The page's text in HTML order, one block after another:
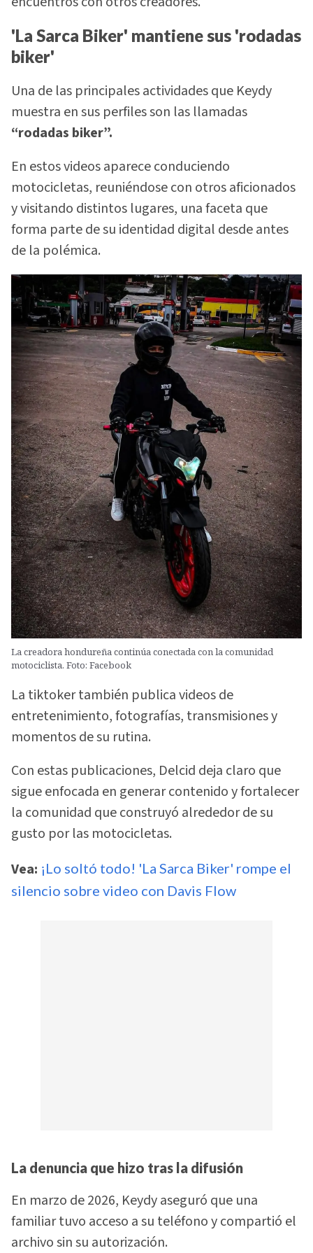
'La Sarca Biker' mantiene sus 'rodadas
biker'
Una de las principales actividades que Keydy
muestra en sus perfiles son las llamadas
“rodadas biker”.
En estos videos aparece conduciendo
motocicletas, reuniéndose con otros aficionados
y visitando distintos lugares, una faceta que
forma parte de su identidad digital desde antes
de la polémica.
La creadora hondureña continúa conectada con la comunidad
motociclista. Foto: Facebook
La tiktoker también publica videos de
entretenimiento, fotografías, transmisiones y
momentos de su rutina.
Con estas publicaciones, Delcid deja claro que
sigue enfocada en generar contenido y fortalecer
la comunidad que construyó alrededor de su
gusto por las motocicletas.
Vea: ¡Lo soltó todo! 'La Sarca Biker' rompe el
silencio sobre video con Davis Flow
La denuncia que hizo tras la difusión
En marzo de 2026, Keydy aseguró que una
familiar tuvo acceso a su teléfono y compartió el
archivo sin su autorización.